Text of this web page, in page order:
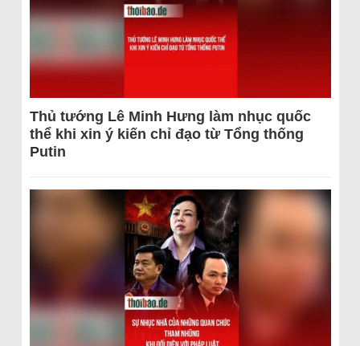
Thủ tướng Lê Minh Hưng làm nhục quốc
thể khi xin ý kiến chỉ đạo từ Tổng thống
Putin